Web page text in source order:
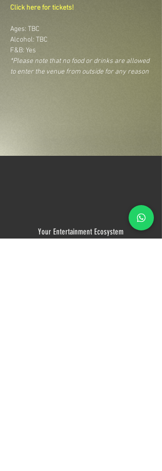
Click here for tickets!
Ages: TBC
Alcohol: TBC
F&B: Yes
*Please note that no food or drinks are allowed
to enter the venue from outside for any reason
Your Entertainment Ecosystem